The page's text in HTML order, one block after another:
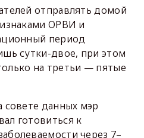
отправлять домой
ОРВИ и
период
сутки-двое, при этом
на третьи — пятые
совете данных мэр
готовиться к
через 7–